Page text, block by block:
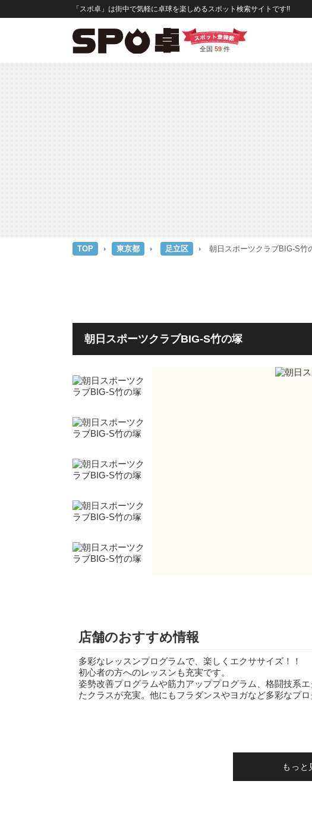
「スポ卓」は街中で気軽に卓球を楽しめるスポット検索サイトです!!
全国 59件
TOP 東京都 足立区 朝日スポーツクラブBIG-S竹
朝日スポーツクラブBIG-S竹の塚
店舗のおすすめ情報
多彩なレッスンプログラムで、楽しくエクササイズ！！
初心者の方へのレッスンも充実です。
姿勢改善プログラムや筋力アッププログラム、格闘技系
たクラスが充実。他にもフラダンスやヨガなど多彩なプロ